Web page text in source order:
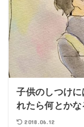
子供のしつけ
れたら何とかな
2018.06.12